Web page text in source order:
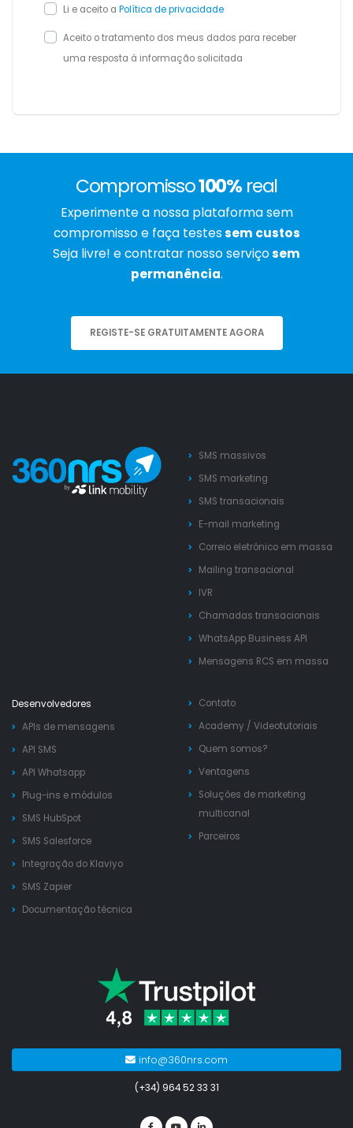
Li e aceito a Política de privacidade
Aceito o tratamento dos meus dados para receber
uma resposta à informação solicitada
Compromisso100% real
Experimente a nossa plataforma sem
compromisso e faça testessem custos
Seja livre! e contratar nosso serviçosem
permanência.
REGISTE-SE GRATUITAMENTE AGORA
SMS massivos
SMS marketing
SMS transacionais
E-mail marketing
Correio eletrónico em massa
Mailing transacional
IVR
Chamadas transacionais
WhatsApp Business API
Mensagens RCS em massa
Desenvolvedores
APIs de mensagens
API SMS
API Whatsapp
Plug-ins e módulos
SMS HubSpot
SMS Salesforce
Integração do Klaviyo
SMS Zapier
Documentação técnica
Contato
Academy / Videotutoriais
Quem somos?
Ventagens
Soluções de marketing
multicanal
Parceiros
info@360nrs.com
(+34) 964 52 33 31